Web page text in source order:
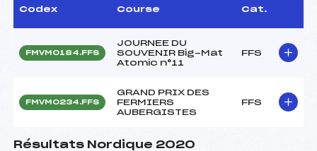
Codex Course Cat.
FMVM0184.FFS
JOURNEE DU
SOUVENIR Big-Mat
Atomic n°11
FFS
FMVM0234.FFS
GRAND PRIX DES
FERMIERS
AUBERGISTES
FFS
Résultats Nordique 2020